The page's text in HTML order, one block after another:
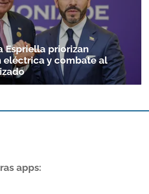
Espriella priorizan
eléctrica y combate al
apps: